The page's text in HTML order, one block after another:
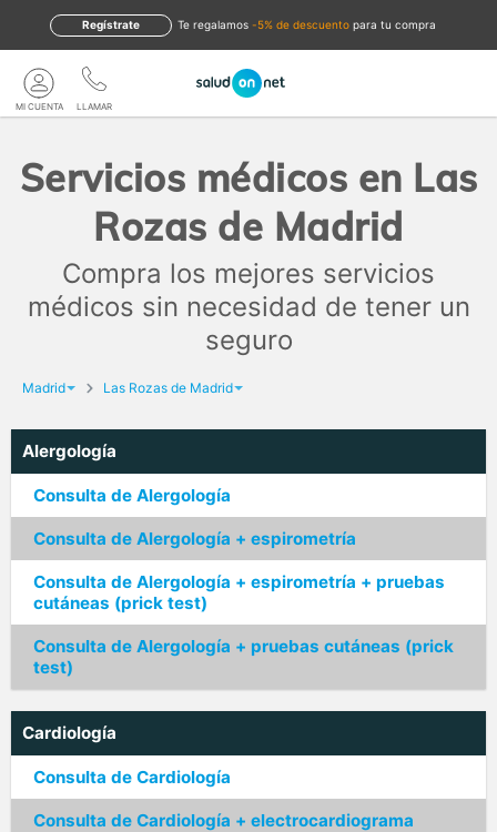
te regalamos -5% de descuento para tu compra
Regístrate
LLAMAR
MI CUENTA
Servicios médicos en Las
Rozas de Madrid
Compra los mejores servicios
médicos sin necesidad de tener un
seguro
Madrid Las Rozas de Madrid
Alergología
Consulta de Alergología
Consulta de Alergología + espirometría
Consulta de Alergología + espirometría + pruebas
cutáneas (prick test)
Consulta de Alergología + pruebas cutáneas (prick
test)
Cardiología
Consulta de Cardiología
Consulta de Cardiología + electrocardiograma